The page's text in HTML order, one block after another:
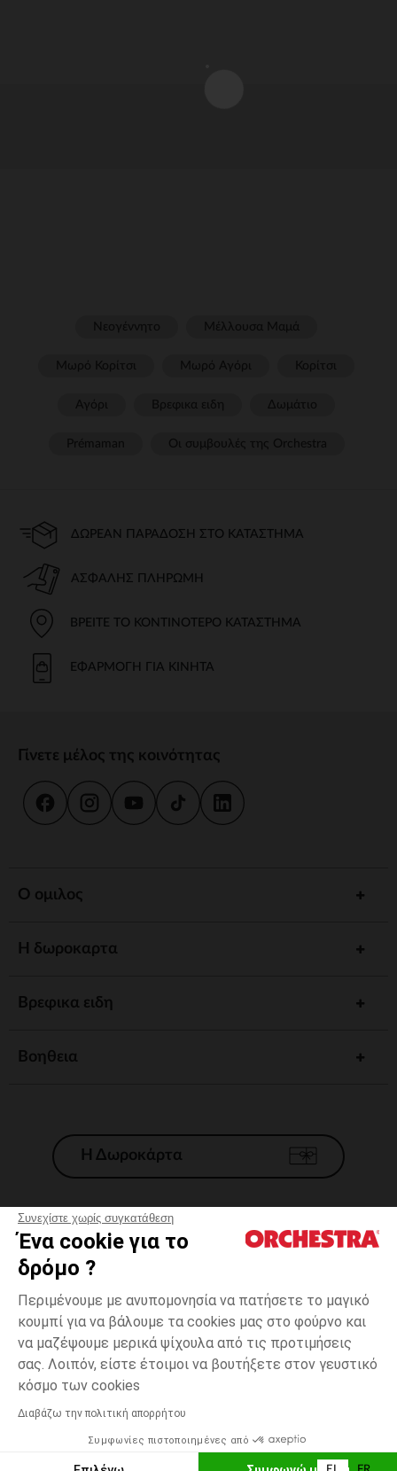
Συνεχίστε χωρίς συγκατάθεση
Ένα cookie για το
δρόμο ?
Περιμένουμε με ανυπομονησία να πατήσετε το μαγικό
κουμπί για να βάλουμε τα cookies μας στο φούρνο και
να μαζέψουμε μερικά ψίχουλα από τις προτιμήσεις
σας. Λοιπόν, είστε έτοιμοι να βουτήξετε στον γευστικό
κόσμο των cookies
Διαβάζω την πολιτική απορρήτου
Συμφωνίες πιστοποιημένες από
Εκρού
4
Δυνατότητα πληρωμής με
ΠΡΟΣΘΉΚΗ ΣΤΟ ΚΑΛΆΘΙ
ΔΩΡΕΆΝ ΠΑΡΆΔΟΣΗ ΣΤΟ ΚΑΤΆΣΤΗΜΑ
ΑΣΦΑΛΉΣ ΠΛΗΡΩΜΉ
ΒΡΕΊΤΕ ΤΟ ΚΟΝΤΙΝΌΤΕΡΟ ΚΑΤΆΣΤΗΜΑ
ΕΦΑΡΜΟΓΉ ΓΙΑ ΚΙΝΗΤΆ
Γίνετε μέλος της κοινότητας
Ο ομιλος
Η δωροκαρτα
Βρεφικα ειδη
Βοηθεια
Η Δωροκάρτα
Γενικοί 'Οροι Πώλησης
*Εμπορικες προσφορες
Προσωπικά δεδομένα
Διαχείρηση των cookies
Προσβασιμότητα: μη συμμορφούμενη
H Orchestra συμμετέχει στον κωδικά δεοντολογίας και στο σύστημα
μεσολάβησης της Γαλλικής Ομοσπονδίας Ηλεκτρονικού Εμπορίου.